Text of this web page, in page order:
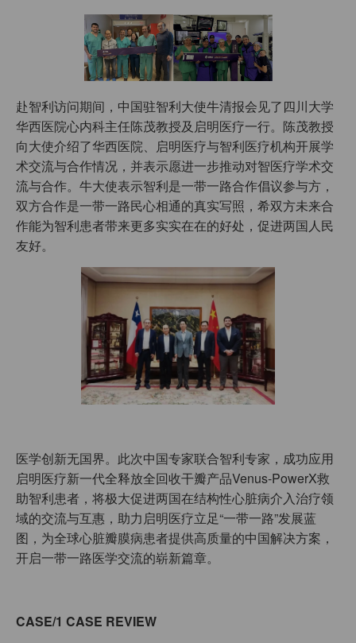
赴智利访问期间，中国驻智利大使牛清报会见了四川大学
华西医院心内科主任陈茂教授及启明医疗一行。陈茂教授
向大使介绍了华西医院、启明医疗与智利医疗机构开展学
术交流与合作情况，并表示愿进一步推动对智医疗学术交
流与合作。牛大使表示智利是一带一路合作倡议参与方，
双方合作是一带一路民心相通的真实写照，希双方未来合
作能为智利患者带来更多实实在在的好处，促进两国人民
友好。
医学创新无国界。此次中国专家联合智利专家，成功应用
启明医疗新一代全释放全回收干瓣产品Venus-PowerX救
助智利患者，将极大促进两国在结构性心脏病介入治疗领
域的交流与互惠，助力启明医疗立足“一带一路”发展蓝
图，为全球心脏瓣膜病患者提供高质量的中国解决方案，
开启一带一路医学交流的崭新篇章。
CASE/1 CASE REVIEW